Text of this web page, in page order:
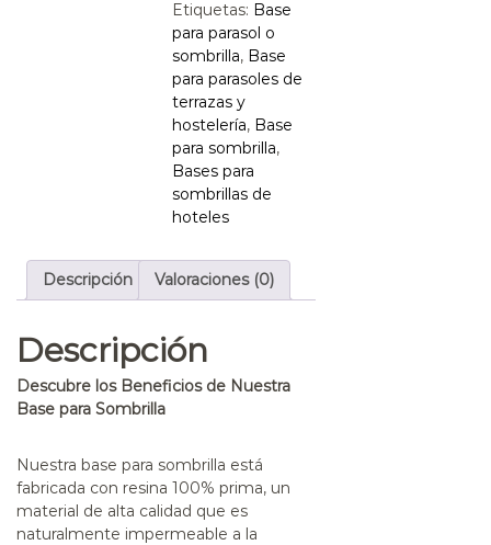
Etiquetas: Base
para parasol o
sombrilla, Base
para parasoles de
terrazas y
hostelería, Base
para sombrilla,
Bases para
sombrillas de
hoteles
Descripción Valoraciones (0)
Descripción
Descubre los Beneficios de Nuestra
Base para Sombrilla
Nuestra base para sombrilla está
fabricada con resina 100% prima, un
material de alta calidad que es
naturalmente impermeable a la